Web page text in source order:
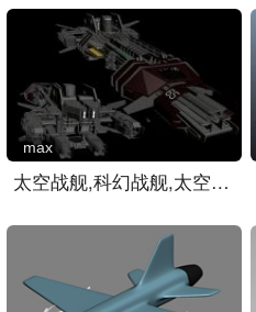
太空战舰,科幻战舰,太空战..
max